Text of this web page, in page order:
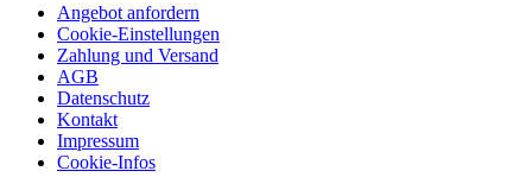
Angebot anfordern
Cookie-Einstellungen
Zahlung und Versand
AGB
Datenschutz
Kontakt
Impressum
Cookie-Infos